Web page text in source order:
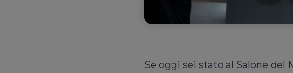
Se oggi sei stato al Salone del